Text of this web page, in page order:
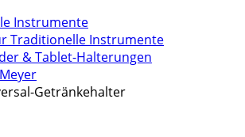
Instrumente
Traditionelle Instrumente
& Tablet-Halterungen
Getränkehalter